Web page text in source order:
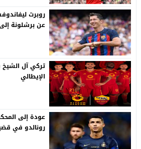
روبرت
عن برشلونة
تركي آل الشيخ
الإيطالي
عودة إلى
رونالدو في